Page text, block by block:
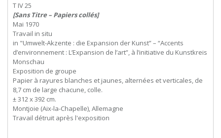
T IV 25
[Sans Titre – Papiers collés]
Mai 1970
Travail in situ
in "Umwelt-Akzente : die Expansion der Kunst” – “Accents
d’environnement : L’Expansion de l’art”, à l’initiative du Kunstkreis
Monschau
Exposition de groupe
Papier à rayures blanches et jaunes, alternées et verticales, de
8,7 cm de large chacune, colle.
± 312 x 392 cm.
Montjoie (Aix-la-Chapelle), Allemagne
Travail détruit après l'exposition